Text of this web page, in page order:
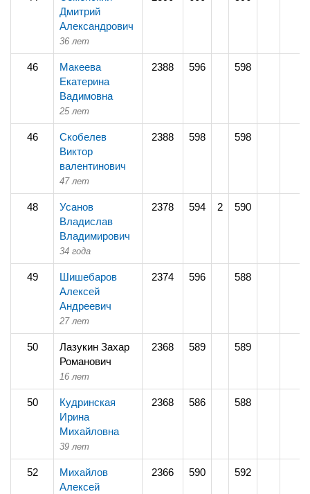
Дмитрий
Александрович
36 лет
46
Макеева
Екатерина
Вадимовна
25 лет
2388 596 598
46
Скобелев
Виктор
валентинович
47 лет
2388 598 598
48
Усанов
Владислав
Владимирович
34 года
2378 594 2 590
49
Шишебаров
Алексей
Андреевич
27 лет
2374 596 588
50
Лазукин Захар
Романович
16 лет
2368 589 589
50
Кудринская
Ирина
Михайловна
39 лет
2368 586 588
52
Михайлов
Алексей
2366 590 592